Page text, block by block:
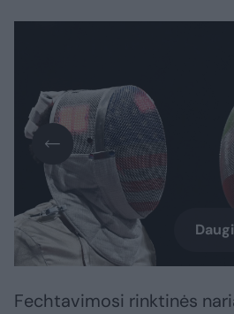
Fechtavimosi rinktinės